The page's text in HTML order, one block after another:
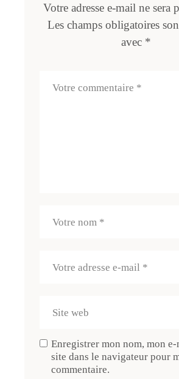
Votre adresse e-mail ne sera
Les champs obligatoires
avec *
Enregistrer mon nom, mon
site dans le navigateur pour
commentaire.